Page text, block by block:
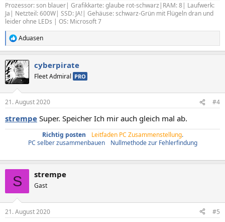
Prozessor: son blauer| Grafikkarte: glaube rot-schwarz|RAM: 8| Laufwerk:
Ja| Netzteil: 600W| SSD: JA!| Gehäuse: schwarz-Grün mit Flügeln dran und
leider ohne LEDs | OS: Microsoft 7
R
e
k
t
i
e
:
Aduasen
cyberpirate
Fleet Admiral PRO
21. August 2020 #4
strempe Super. Speicher Ich mir auch gleich mal ab.
Richtig posten Leitfaden PC Zusammenstellung.
PC selber zusammenbauen
Nullmethode zur Fehlerfindung
S strempe
Gast
21. August 2020 #5